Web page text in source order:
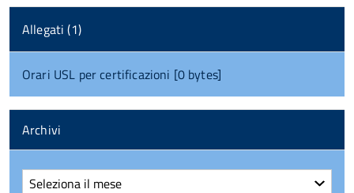
Allegati (1)
Orari USL per certificazioni [0 bytes]
Archivi
Archivi